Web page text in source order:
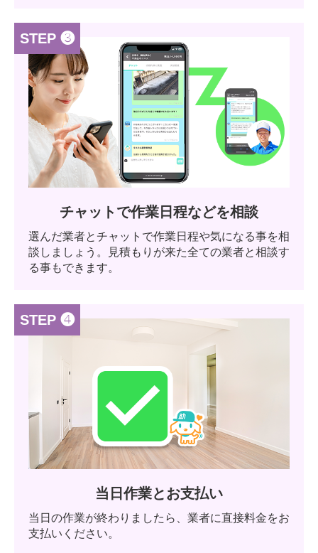
STEP ❸
チャットで作業日程などを相談
選んだ業者とチャットで作業日程や気になる事を相
談しましょう。見積もりが来た全ての業者と相談す
る事もできます。
STEP ❹
当日作業とお支払い
当日の作業が終わりましたら、業者に直接料金をお
支払いください。